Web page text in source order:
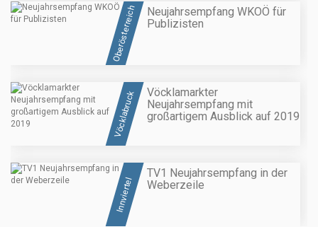
Oberösterreich
Neujahrsempfang WKOÖ für
Publizisten
Vöcklabruck
Vöcklamarkter
Neujahrsempfang mit
großartigem Ausblick auf 2019
Innviertel
TV1 Neujahrsempfang in der
Weberzeile